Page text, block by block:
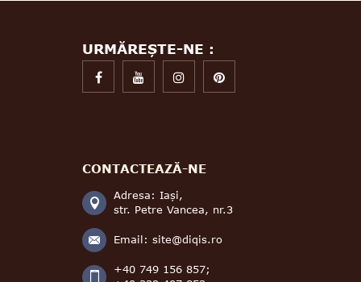
URMĂREȘTE-NE :
CONTACTEAZĂ-NE
Adresa: Iași,
str. Petre Vancea, nr.3
Email: site@diqis.ro
+40 749 156 857;